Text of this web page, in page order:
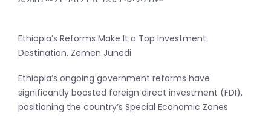
Ethiopia’s Reforms Make It a Top Investment
Destination, Zemen Junedi
Ethiopia’s ongoing government reforms have
significantly boosted foreign direct investment (FDI),
positioning the country’s Special Economic Zones